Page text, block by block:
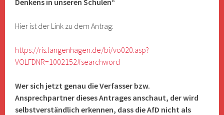
Denkens in unseren Schulen“
Hier ist der Link zu dem Antrag:
https://ris.langenhagen.de/bi/vo020.asp?
VOLFDNR=1002152#searchword
Wer sich jetzt genau die Verfasser bzw.
Ansprechpartner dieses Antrages anschaut, der wird
selbstverständlich erkennen, dass die AfD nicht als